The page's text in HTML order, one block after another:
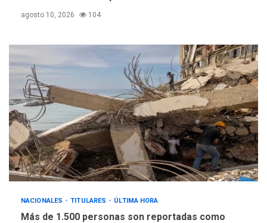
agosto 10, 2026 104
NACIONALES TITULARES ÚLTIMA HORA
Más de 1.500 personas son reportadas como